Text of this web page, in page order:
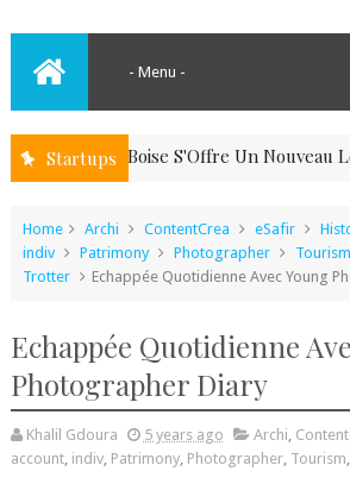
Startups
Le Boise S'Offre Un Nouveau Look
Home Archi ContentCrea eSafir
indiv
Patrimony Photographer Tourism
Trotter
Echappée Quotidienne Avec Young
Echappée Quotidienne
Photographer Diary
Khalil Gdoura 5 years ago Archi,
account, indiv, Patrimony, Photographer, Tourism,